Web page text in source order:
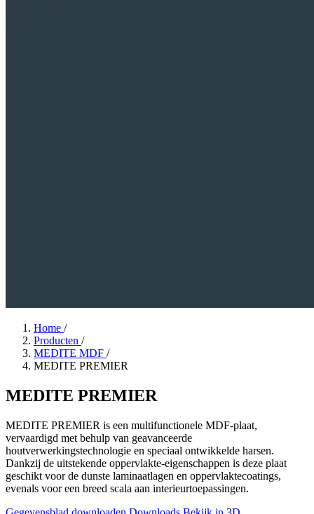
Home /
Producten /
MEDITE MDF /
MEDITE PREMIER
MEDITE PREMIER
MEDITE PREMIER is een multifunctionele MDF-plaat,
vervaardigd met behulp van geavanceerde
houtverwerkingstechnologie en speciaal ontwikkelde harsen.
Dankzij de uitstekende oppervlakte-eigenschappen is deze plaat
geschikt voor de dunste laminaatlagen en oppervlaktecoatings,
evenals voor een breed scala aan interieurtoepassingen.